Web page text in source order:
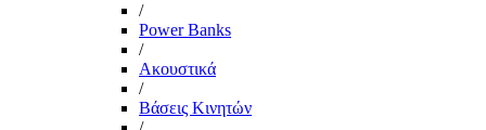
/
Power Banks
/
Ακουστικά
/
Βάσεις Κινητών